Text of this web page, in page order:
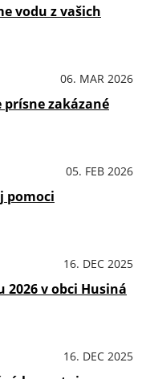
vodu z vašich
06. MAR 2026
zakázané
05. FEB 2026
pomoci
16. DEC 2025
2026 v obci Husiná
16. DEC 2025